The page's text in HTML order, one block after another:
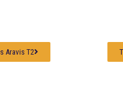
Aravis T2